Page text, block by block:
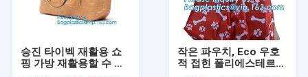
승진 타이벡 재활용 쇼
핑 가방 재활용할 수 있
작은 파우치, Eco 우호
적 접힌 폴리에스테르